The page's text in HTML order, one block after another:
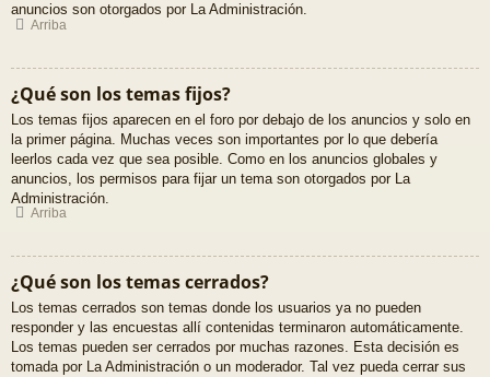
anuncios son otorgados por La Administración.
Arriba
¿Qué son los temas fijos?
Los temas fijos aparecen en el foro por debajo de los anuncios y solo en
la primer página. Muchas veces son importantes por lo que debería
leerlos cada vez que sea posible. Como en los anuncios globales y
anuncios, los permisos para fijar un tema son otorgados por La
Administración.
Arriba
¿Qué son los temas cerrados?
Los temas cerrados son temas donde los usuarios ya no pueden
responder y las encuestas allí contenidas terminaron automáticamente.
Los temas pueden ser cerrados por muchas razones. Esta decisión es
tomada por La Administración o un moderador. Tal vez pueda cerrar sus